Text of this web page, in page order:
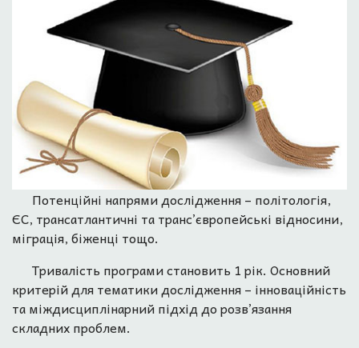
Потенційні напрями дослідження – політологія,
ЄС, трансатлантичні та транс’європейські відносини,
міграція, біженці тощо.
Тривалість програми становить 1 рік. Основний
критерій для тематики дослідження – інноваційність
та міждисциплінарний підхід до розв’язання
складних проблем.